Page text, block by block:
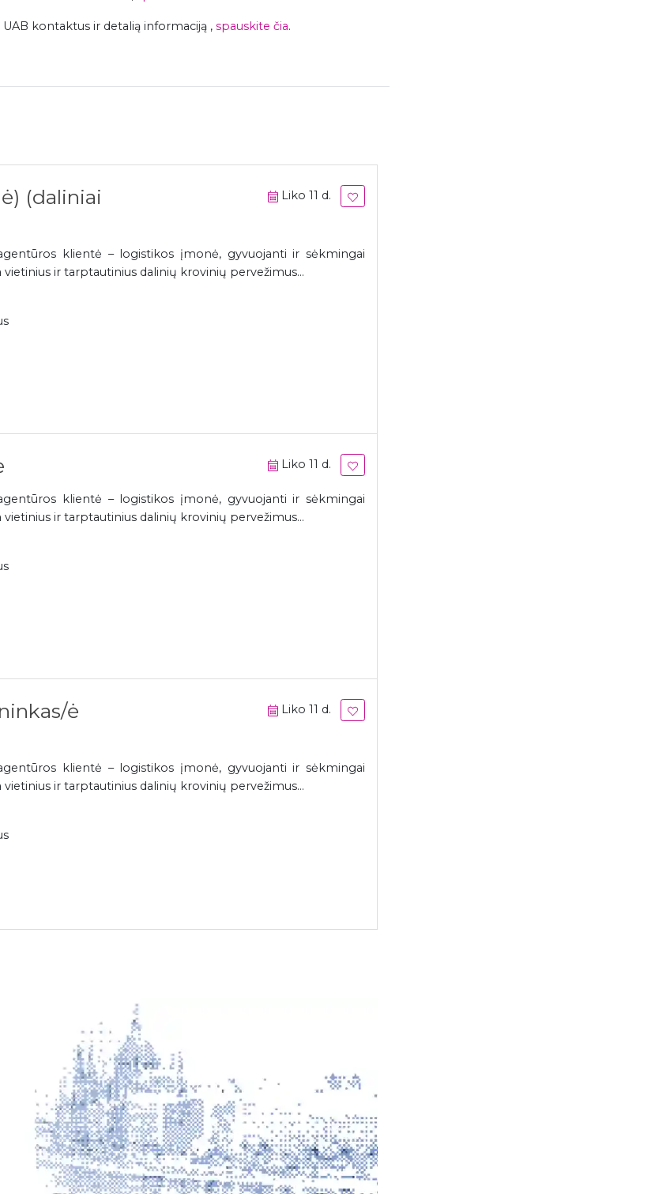
kontaktus ir detalią informaciją , spauskite čia.
(daliniai
Liko 11 d.
klientė – logistikos įmonė, gyvuojanti ir sėkmingai
ir tarptautinius dalinių krovinių pervežimus...
Liko 11 d.
klientė – logistikos įmonė, gyvuojanti ir sėkmingai
ir tarptautinius dalinių krovinių pervežimus...
ė
Liko 11 d.
klientė – logistikos įmonė, gyvuojanti ir sėkmingai
ir tarptautinius dalinių krovinių pervežimus...